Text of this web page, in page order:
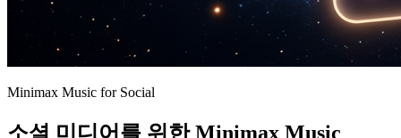
Minimax Music for Social
소셜 미디어를 위한 Minimax Music